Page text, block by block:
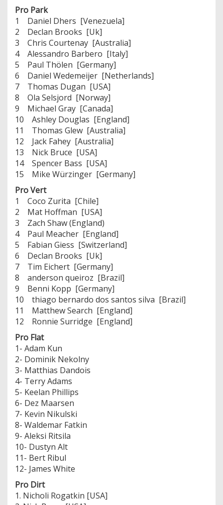
Pro Park
1 Daniel Dhers [Venezuela]
2 Declan Brooks [Uk]
3 Chris Courtenay [Australia]
4 Alessandro Barbero [Italy]
5 Paul Thölen [Germany]
6 Daniel Wedemeijer [Netherlands]
7 Thomas Dugan [USA]
8 Ola Selsjord [Norway]
9 Michael Gray [Canada]
10 Ashley Douglas [England]
11 Thomas Glew [Australia]
12 Jack Fahey [Australia]
13 Nick Bruce [USA]
14 Spencer Bass [USA]
15 Mike Würzinger [Germany]
Pro Vert
1 Coco Zurita [Chile]
2 Mat Hoffman [USA]
3 Zach Shaw (England)
4 Paul Meacher [England]
5 Fabian Giess [Switzerland]
6 Declan Brooks [Uk]
7 Tim Eichert [Germany]
8 anderson queiroz [Brazil]
9 Benni Kopp [Germany]
10 thiago bernardo dos santos silva [Brazil]
11 Matthew Search [England]
12 Ronnie Surridge [England]
Pro Flat
1- Adam Kun
2- Dominik Nekolny
3- Matthias Dandois
4- Terry Adams
5- Keelan Phillips
6- Dez Maarsen
7- Kevin Nikulski
8- Waldemar Fatkin
9- Aleksi Ritsila
10- Dustyn Alt
11- Bert Ribul
12- James White
Pro Dirt
1. Nicholi Rogatkin [USA]